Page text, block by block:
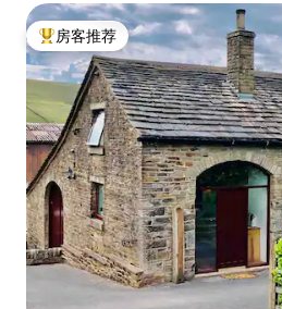
热门「房客推荐」
房客推荐